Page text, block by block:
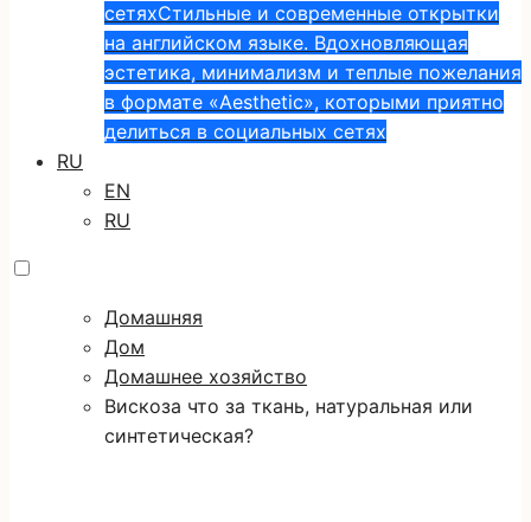
сетяхСтильные и современные открытки
на английском языке. Вдохновляющая
эстетика, минимализм и теплые пожелания
в формате «Aesthetic», которыми приятно
делиться в социальных сетях
RU
EN
RU
Домашняя
Дом
Домашнее хозяйство
Вискоза что за ткань, натуральная или
синтетическая?